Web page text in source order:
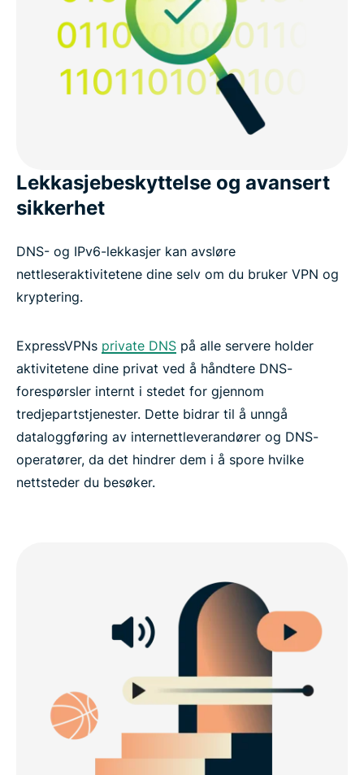
Lekkasjebeskyttelse og avansert
sikkerhet
DNS- og IPv6-lekkasjer kan avsløre
nettleseraktivitetene dine selv om du bruker VPN og
kryptering.
ExpressVPNs private DNS på alle servere holder
aktivitetene dine privat ved å håndtere DNS-
forespørsler internt i stedet for gjennom
tredjepartstjenester. Dette bidrar til å unngå
dataloggføring av internettleverandører og DNS-
operatører, da det hindrer dem i å spore hvilke
nettsteder du besøker.